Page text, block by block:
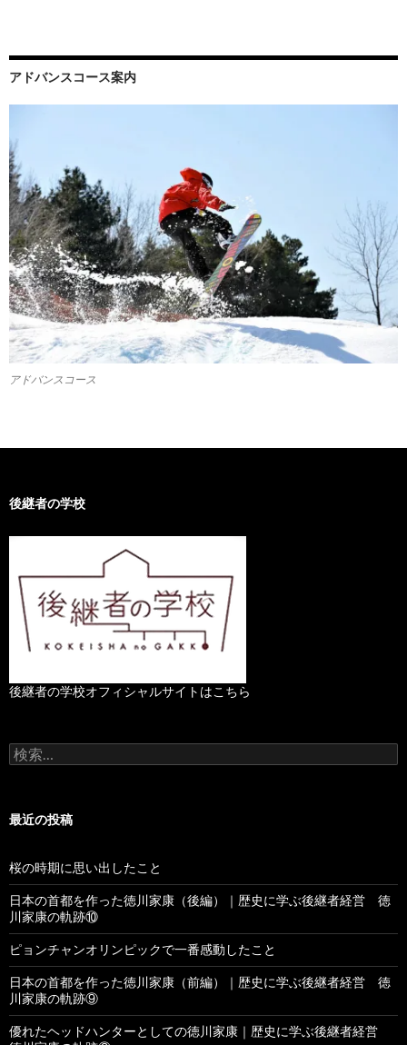
アドバンスコース案内
アドバンスコース
後継者の学校
後継者の学校オフィシャルサイトはこちら
検
索
最近の投稿
桜の時期に思い出したこと
日本の首都を作った徳川家康（後編）｜歴史に学ぶ後継者経営 徳
川家康の軌跡⑩
ピョンチャンオリンピックで一番感動したこと
日本の首都を作った徳川家康（前編）｜歴史に学ぶ後継者経営 徳
川家康の軌跡⑨
優れたヘッドハンターとしての徳川家康｜歴史に学ぶ後継者経営